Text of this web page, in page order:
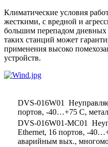
Климатические условия
жесткими, с вредной и
большим перепадом дневных
таких станций может
применения высоко
устройств.
DVS-016W01
портов, -40…+75 С,
DVS-016W01-MC01
Ethernet, 16 портов, -
аварийным вых.,